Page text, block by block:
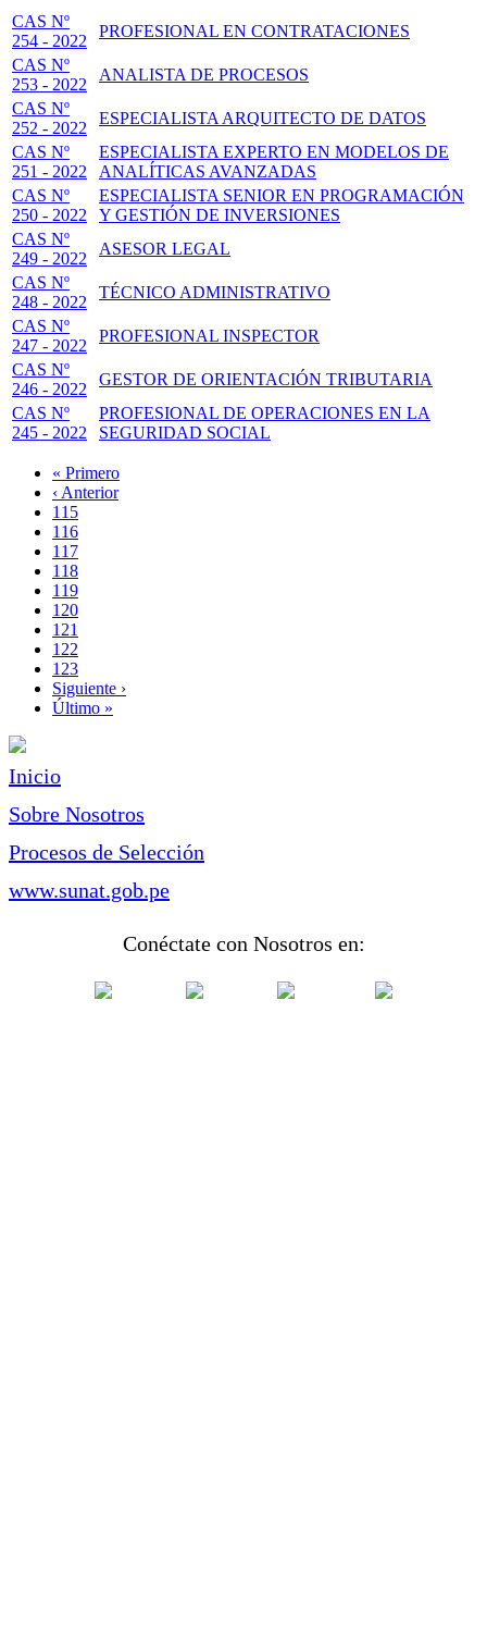
CAS Nº
254 - 2022
PROFESIONAL EN CONTRATACIONES
CAS Nº
253 - 2022
ANALISTA DE PROCESOS
CAS Nº
252 - 2022
ESPECIALISTA ARQUITECTO DE DATOS
CAS Nº
251 - 2022
ESPECIALISTA EXPERTO EN MODELOS DE
ANALÍTICAS AVANZADAS
CAS Nº
250 - 2022
ESPECIALISTA SENIOR EN PROGRAMACIÓN
Y GESTIÓN DE INVERSIONES
CAS Nº
249 - 2022
ASESOR LEGAL
CAS Nº
248 - 2022
TÉCNICO ADMINISTRATIVO
CAS Nº
247 - 2022
PROFESIONAL INSPECTOR
CAS Nº
246 - 2022
GESTOR DE ORIENTACIÓN TRIBUTARIA
CAS Nº
245 - 2022
PROFESIONAL DE OPERACIONES EN LA
SEGURIDAD SOCIAL
Paginación
Primera
página
« Primero
Página
anterior
‹ Anterior
Page
115
Page
116
Page
117
Page
118
Página
actual
119
Page
120
Page
121
Page
122
Page
123
Siguiente
página
Siguiente ›
Última
Último »
Inicio
Sobre Nosotros
Procesos de Selección
www.sunat.gob.pe
Conéctate con Nosotros en: